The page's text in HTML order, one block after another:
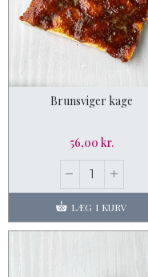
Brunsviger kage
56,00 kr.
LÆG I KURV